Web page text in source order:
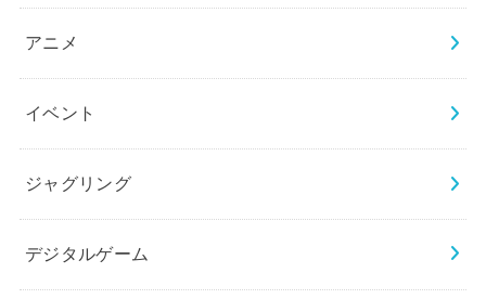
アニメ
イベント
ジャグリング
デジタルゲーム